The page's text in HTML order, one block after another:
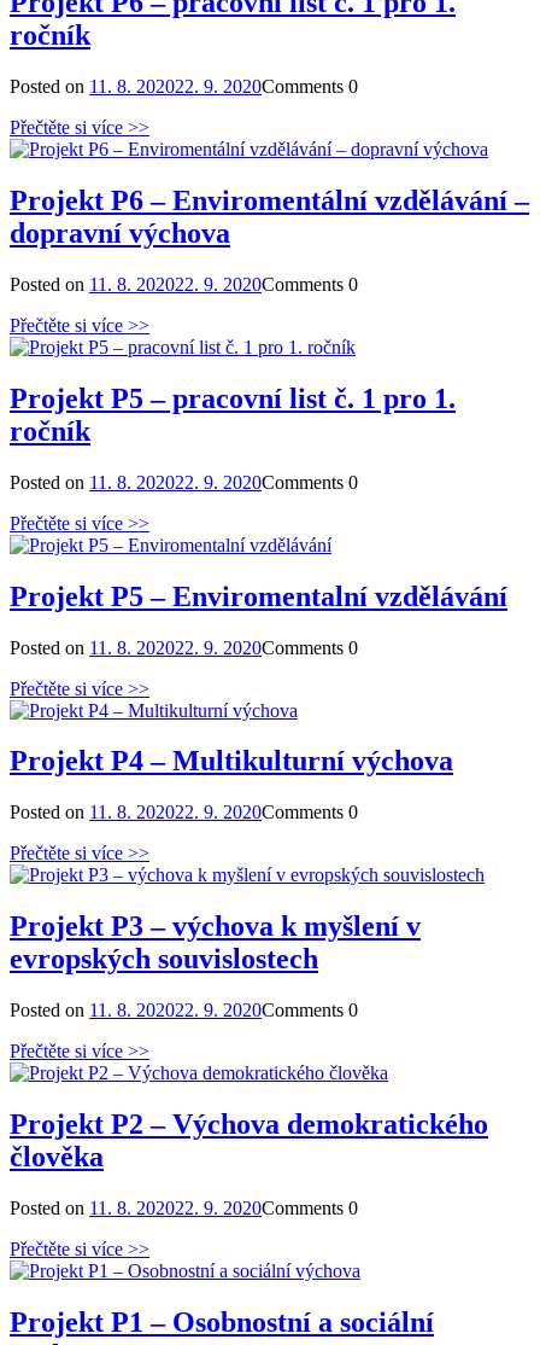
ročník
Posted on 11. 8. 202022. 9. 2020Comments 0
Přečtěte si více >>
Projekt P6 – Enviromentální vzdělávání –
dopravní výchova
Posted on 11. 8. 202022. 9. 2020Comments 0
Přečtěte si více >>
Projekt P5 – pracovní list č. 1 pro 1.
ročník
Posted on 11. 8. 202022. 9. 2020Comments 0
Přečtěte si více >>
Projekt P5 – Enviromentalní vzdělávání
Posted on 11. 8. 202022. 9. 2020Comments 0
Přečtěte si více >>
Projekt P4 – Multikulturní výchova
Posted on 11. 8. 202022. 9. 2020Comments 0
Přečtěte si více >>
Projekt P3 – výchova k myšlení v
evropských souvislostech
Posted on 11. 8. 202022. 9. 2020Comments 0
Přečtěte si více >>
Projekt P2 – Výchova demokratického
člověka
Posted on 11. 8. 202022. 9. 2020Comments 0
Přečtěte si více >>
Projekt P1 – Osobnostní a sociální